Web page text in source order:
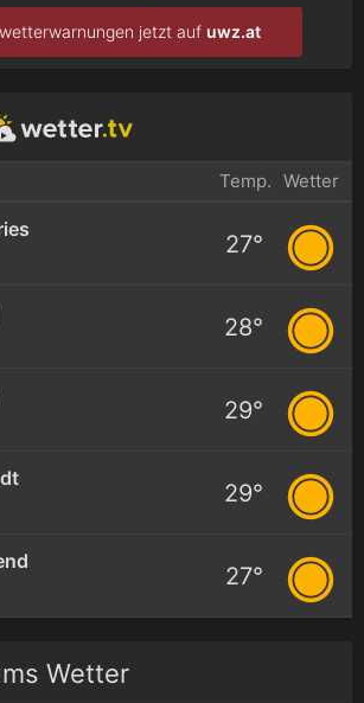
jetzt auf uwz.at
Temp. Wetter
27°
28°
29°
29°
27°
Wetter